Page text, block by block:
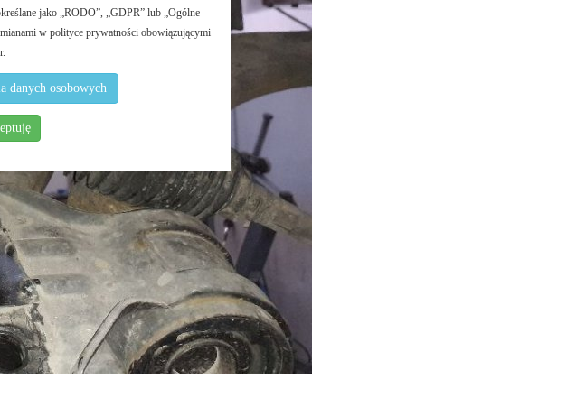
jako „RODO”, „GDPR” lub „Ogólne
w polityce prywatności obowiązującymi
danych osobowych